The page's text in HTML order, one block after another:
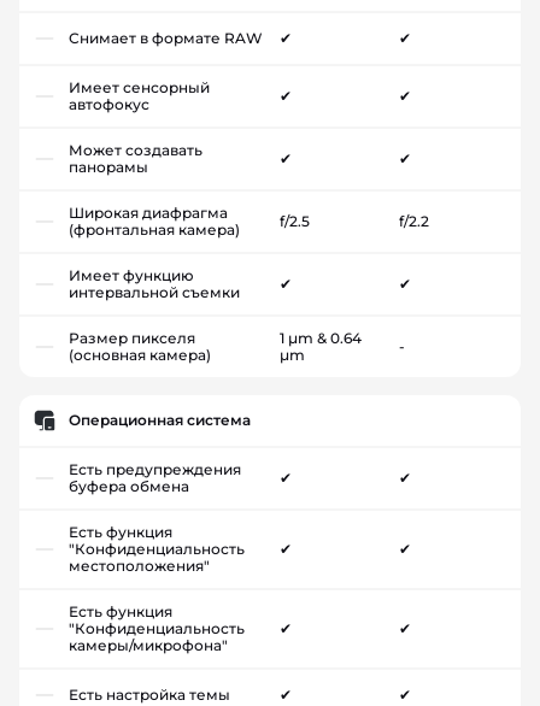
Снимает в формате RAW ✔ ✔
Имеет сенсорный
автофокус
✔ ✔
Может создавать
панорамы
✔ ✔
Широкая диафрагма
(фронтальная камера)
f/2.5 f/2.2
Имеет функцию
интервальной съемки
✔ ✔
Размер пикселя
(основная камера)
1 µm & 0.64
µm
-
Операционная система
Есть предупреждения
буфера обмена
✔ ✔
Есть функция
"Конфиденциальность
местоположения"
✔ ✔
Есть функция
"Конфиденциальность
камеры/микрофона"
✔ ✔
Есть настройка темы ✔ ✔